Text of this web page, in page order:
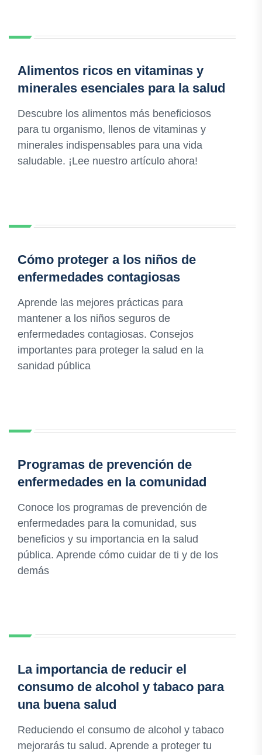
Alimentos ricos en vitaminas y
minerales esenciales para la salud
Descubre los alimentos más beneficiosos
para tu organismo, llenos de vitaminas y
minerales indispensables para una vida
saludable. ¡Lee nuestro artículo ahora!
Cómo proteger a los niños de
enfermedades contagiosas
Aprende las mejores prácticas para
mantener a los niños seguros de
enfermedades contagiosas. Consejos
importantes para proteger la salud en la
sanidad pública
Programas de prevención de
enfermedades en la comunidad
Conoce los programas de prevención de
enfermedades para la comunidad, sus
beneficios y su importancia en la salud
pública. Aprende cómo cuidar de ti y de los
demás
La importancia de reducir el
consumo de alcohol y tabaco para
una buena salud
Reduciendo el consumo de alcohol y tabaco
mejorarás tu salud. Aprende a proteger tu